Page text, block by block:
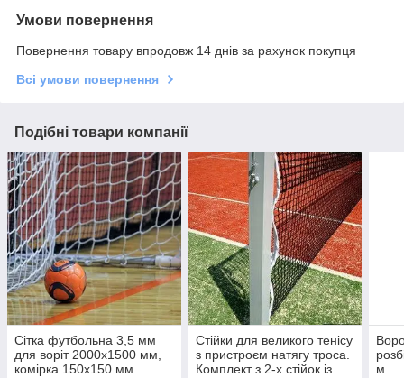
Умови повернення
Повернення товару впродовж 14 днів за рахунок покупця
Всі умови повернення
Подібні товари компанії
Сітка футбольна 3,5 мм
для воріт 2000х1500 мм,
комірка 150х150 мм
Стійки для великого тенісу
з пристроєм натягу троса.
Комплект з 2-х стійок із
м